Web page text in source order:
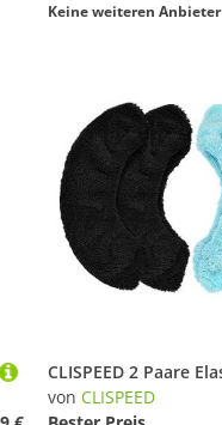
Keine weiteren Anbieter
von CLISPEED